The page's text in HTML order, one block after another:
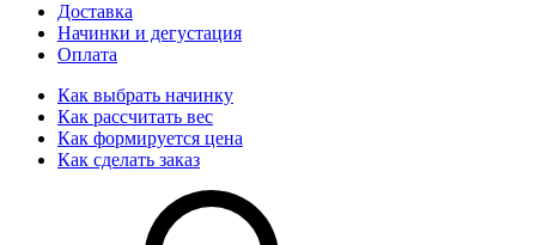
Доставка
Начинки и дегустация
Оплата
Как выбрать начинку
Как рассчитать вес
Как формируется цена
Как сделать заказ